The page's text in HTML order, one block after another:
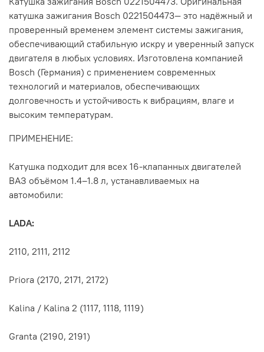
катушка зажигания Bosch 0221504473— это надёжный и
проверенный временем элемент системы зажигания,
обеспечивающий стабильную искру и уверенный запуск
двигателя в любых условиях. Изготовлена компанией
Bosch (Германия) с применением современных
технологий и материалов, обеспечивающих
долговечность и устойчивость к вибрациям, влаге и
высоким температурам.
ПРИМЕНЕНИЕ:
Катушка подходит для всех 16-клапанных двигателей
ВАЗ объёмом 1.4–1.8 л, устанавливаемых на
автомобили:
LADA:
2110, 2111, 2112
Priora (2170, 2171, 2172)
Kalina / Kalina 2 (1117, 1118, 1119)
Granta (2190, 2191)